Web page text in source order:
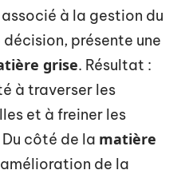
associé à la gestion du
présente une
grise. Résultat :
à traverser les
et à freiner les
côté de la matière
de la